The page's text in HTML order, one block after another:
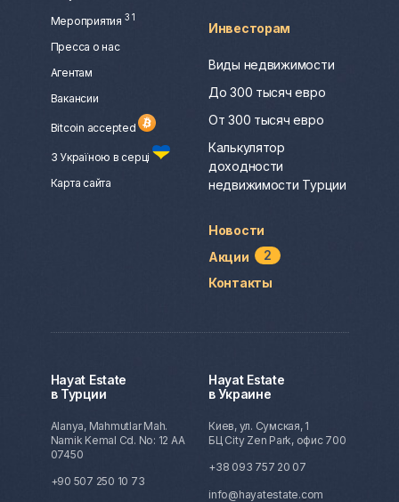
Мероприятия 3 1
Пресса о нас
Агентам
Вакансии
Bitcoin accepted
З Україною в серці
Карта сайта
Инвесторам
Виды недвижимости
До 300 тысяч евро
От 300 тысяч евро
Калькулятор
доходности
недвижимости Турции
Новости
Акции
2
Контакты
Hayat Estate
в Турции
Alanya, Mahmutlar Mah.
Namik Kemal Cd. No: 12 AA
07450
+90 507 250 10 73
Hayat Estate
в Украине
Киев, ул. Сумская, 1
БЦ City Zen Park, офис 700
+38 093 757 20 07
info@hayatestate.com